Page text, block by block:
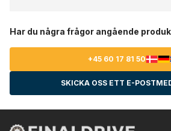
Har du några frågor angående
+45 60 17 81 50
SKICKA OSS ETT E-